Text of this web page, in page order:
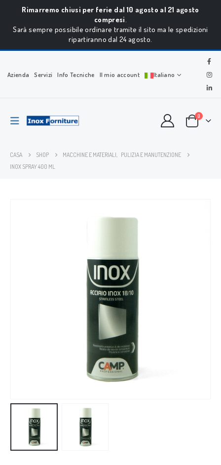
Rimarremo chiusi per ferie dal 10 agosto al 21 agosto
compresi.
Sarà sempre possibile ordinare tramite il sito ma le spedizioni
ripartiranno dal 24 agosto.
Azienda Servizi Info Tecniche Il mio account Italiano
0
CASA SHOP MACCHINE E MATERIALI, PULIZIA E MANUTENZIONE
INOX SPRAY 400 ML